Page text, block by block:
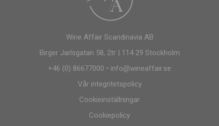
Wine Affair Scandinavia AB
Birger Jarlsgatan 58, 2tr | 114 29 Stockholm
+46 (0) 86677000 • info@wineaffair.se
Vår integritetspolicy
Cookieinställningar
Cookiepolicy